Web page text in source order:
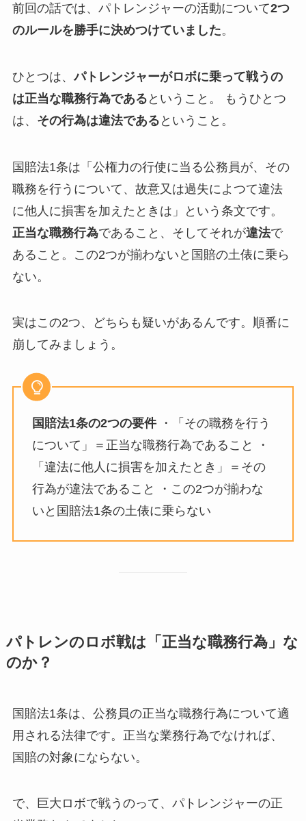
前回の話では、パトレンジャーの活動について2つ
のルールを勝手に決めつけていました。
ひとつは、パトレンジャーがロボに乗って戦うの
は正当な職務行為である ということ。 もうひとつ
は、 その行為は違法である ということ。
国賠法1条は「公権力の行使に当る公務員が、その
職務を行うについて、故意又は過失によつて違法
に他人に損害を加えたときは」という条文です。
正当な職務行為であること、そしてそれが違法で
あること。この2つが揃わないと国賠の土俵に乗ら
ない。
実はこの2つ、どちらも疑いがあるんです。順番に
崩してみましょう。
国賠法1条の2つの要件・「その職務を行う
について」＝正当な職務行為であること ・
「違法に他人に損害を加えたとき」＝その
行為が違法であること ・この2つが揃わな
いと国賠法1条の土俵に乗らない
パトレンのロボ戦は「正当な職務行為」な
のか？
国賠法1条は、公務員の正当な職務行為について適
用される法律です。正当な業務行為でなければ、
国賠の対象にならない。
で、巨大ロボで戦うのって、パトレンジャーの正